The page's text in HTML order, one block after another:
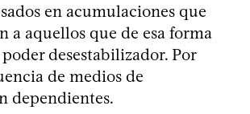
en acumulaciones que
a aquellos que de esa forma
desestabilizador. Por
de medios de
dependientes.